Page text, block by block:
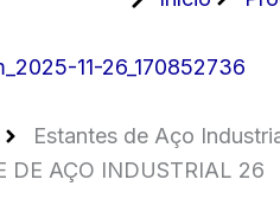
Estantes de Aço
DE AÇO INDUSTRIAL 26